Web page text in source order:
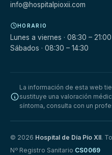
info@hospitalpioxii.com
HORARIO
Lunes a viernes · 08:30 – 21:00
Sábados · 08:30 – 14:30
La información de esta web
sustituye una valoración
síntoma, consulta con un
© 2026 Hospital de Día Pío XII.
Nº Registro Sanitario CS0069